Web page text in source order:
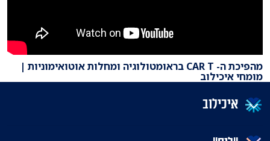
מהפיכת ה- CAR T בראומטולוגיה ומחלות אוטואימוניות |
מומחי איכילוב
איכילוב